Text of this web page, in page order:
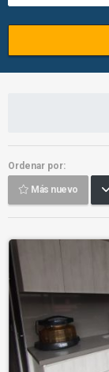
Ordenar por:
Más nuevo